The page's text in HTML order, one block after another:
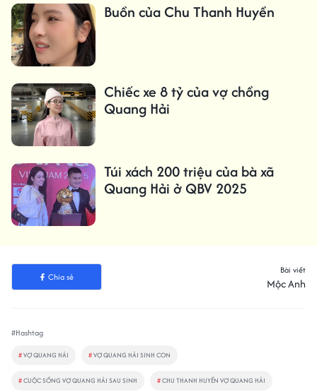
Buồn của Chu Thanh Huyền
Chiếc xe 8 tỷ của vợ chồng
Quang Hải
Túi xách 200 triệu của bà xã
Quang Hải ở QBV 2025
Chia sẻ
Bài viết
Mộc Anh
#Hashtag
#VỢ QUANG HẢI #VỢ QUANG HẢI SINH CON
#CUỘC SỐNG VỢ QUANG HẢI SAU SINH #CHU THANH HUYỀN VỢ QUANG HẢI